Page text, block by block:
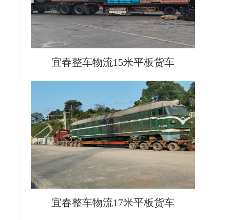
宜春整车物流15米平板货车
宜春整车物流17米平板货车